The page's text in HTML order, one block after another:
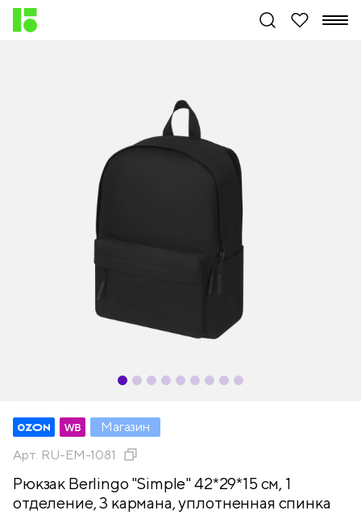
Магазин
Арт. RU-EM-1081
Рюкзак Berlingo "Simple" 42*29*15 см, 1
отделение, 3 кармана, уплотненная спинка